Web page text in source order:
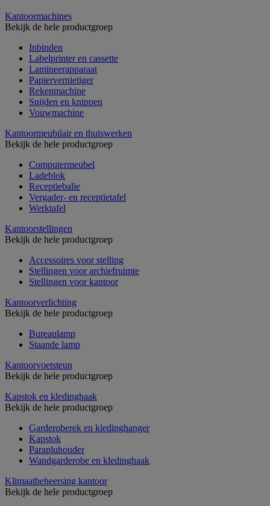
Kantoormachines
Bekijk de hele productgroep
Inbinden
Labelprinter en cassette
Lamineerapparaat
Papiervernietiger
Rekenmachine
Snijden en knippen
Vouwmachine
Kantoormeubilair en thuiswerken
Bekijk de hele productgroep
Computermeubel
Ladeblok
Receptiebalie
Vergader- en receptietafel
Werktafel
Kantoorstellingen
Bekijk de hele productgroep
Accessoires voor stelling
Stellingen voor archiefruimte
Stellingen voor kantoor
Kantoorverlichting
Bekijk de hele productgroep
Bureaulamp
Staande lamp
Kantoorvoetsteun
Bekijk de hele productgroep
Kapstok en kledinghaak
Bekijk de hele productgroep
Garderoberek en kledinghanger
Kapstok
Parapluhouder
Wandgarderobe en kledinghaak
Klimaatbeheersing kantoor
Bekijk de hele productgroep